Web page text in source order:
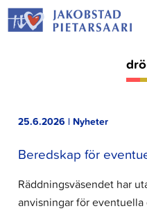
Hoppa
till
25.6.2026 | Nyheter
Beredskap för
Räddningsväsendet har
anvisningar för